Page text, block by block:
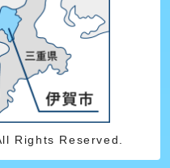
Rights Reserved.